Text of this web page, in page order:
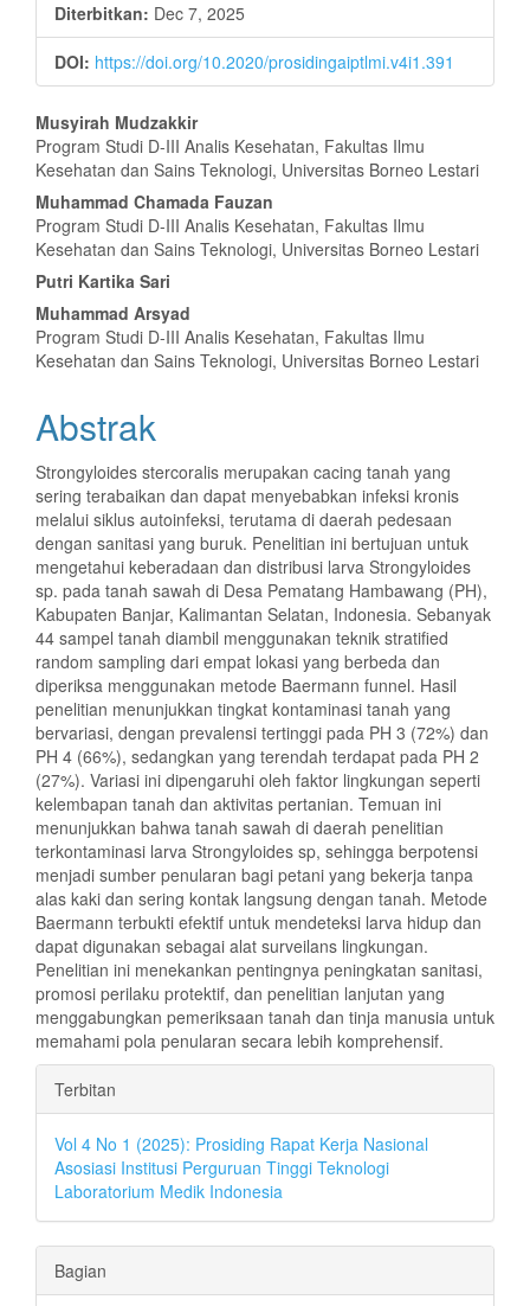
Diterbitkan: Dec 7, 2025
DOI: https://doi.org/10.2020/prosidingaiptlmi.v4i1.391
Isi
Artikel
Utama
Musyirah Mudzakkir
Program Studi D-III Analis Kesehatan, Fakultas Ilmu
Kesehatan dan Sains Teknologi, Universitas Borneo Lestari
Muhammad Chamada Fauzan
Program Studi D-III Analis Kesehatan, Fakultas Ilmu
Kesehatan dan Sains Teknologi, Universitas Borneo Lestari
Putri Kartika Sari
Muhammad Arsyad
Program Studi D-III Analis Kesehatan, Fakultas Ilmu
Kesehatan dan Sains Teknologi, Universitas Borneo Lestari
Abstrak
Strongyloides stercoralis merupakan cacing tanah yang
sering terabaikan dan dapat menyebabkan infeksi kronis
melalui siklus autoinfeksi, terutama di daerah pedesaan
dengan sanitasi yang buruk. Penelitian ini bertujuan untuk
mengetahui keberadaan dan distribusi larva Strongyloides
sp. pada tanah sawah di Desa Pematang Hambawang (PH),
Kabupaten Banjar, Kalimantan Selatan, Indonesia. Sebanyak
44 sampel tanah diambil menggunakan teknik stratified
random sampling dari empat lokasi yang berbeda dan
diperiksa menggunakan metode Baermann funnel. Hasil
penelitian menunjukkan tingkat kontaminasi tanah yang
bervariasi, dengan prevalensi tertinggi pada PH 3 (72%) dan
PH 4 (66%), sedangkan yang terendah terdapat pada PH 2
(27%). Variasi ini dipengaruhi oleh faktor lingkungan seperti
kelembapan tanah dan aktivitas pertanian. Temuan ini
menunjukkan bahwa tanah sawah di daerah penelitian
terkontaminasi larva Strongyloides sp, sehingga berpotensi
menjadi sumber penularan bagi petani yang bekerja tanpa
alas kaki dan sering kontak langsung dengan tanah. Metode
Baermann terbukti efektif untuk mendeteksi larva hidup dan
dapat digunakan sebagai alat surveilans lingkungan.
Penelitian ini menekankan pentingnya peningkatan sanitasi,
promosi perilaku protektif, dan penelitian lanjutan yang
menggabungkan pemeriksaan tanah dan tinja manusia untuk
memahami pola penularan secara lebih komprehensif.
Rincian
Artikel
Terbitan
Vol 4 No 1 (2025): Prosiding Rapat Kerja Nasional
Asosiasi Institusi Perguruan Tinggi Teknologi
Laboratorium Medik Indonesia
Bagian